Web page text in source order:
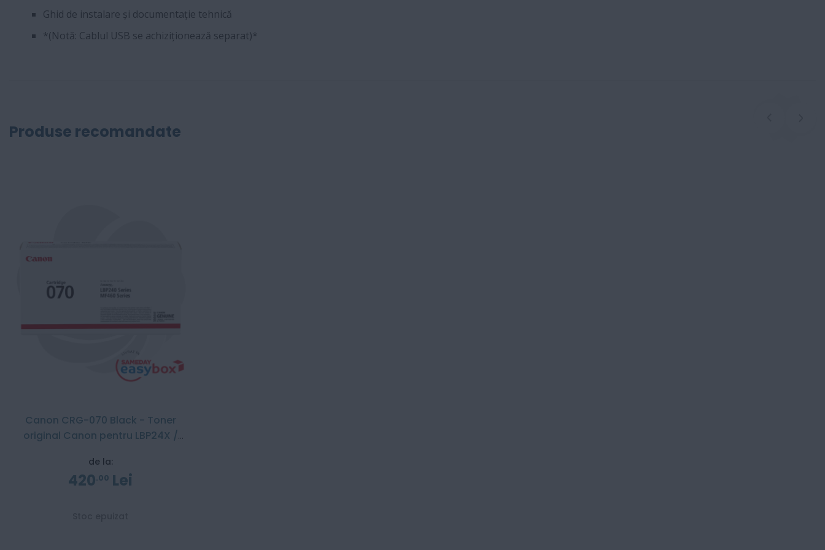
Ghid de instalare și documentație tehnică
*(Notă: Cablul USB se achiziționează separat)*
Produse recomandate
Canon CRG-070 Black - Toner
original Canon pentru LBP24X /
de la:
420 00 Lei